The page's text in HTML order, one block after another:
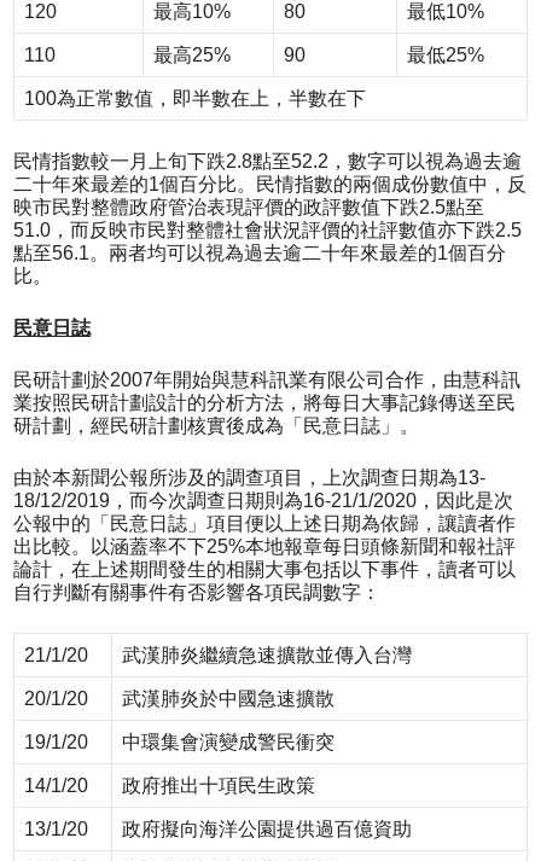
120 最高10% 80 最低10%
110 最高25% 90 最低25%
100為正常數值，即半數在上，半數在下
民情指數較一月上旬下跌2.8點至52.2，數字可以視為過去逾
二十年來最差的1個百分比。民情指數的兩個成份數值中，反
映市民對整體政府管治表現評價的政評數值下跌2.5點至
51.0，而反映市民對整體社會狀況評價的社評數值亦下跌2.5
點至56.1。兩者均可以視為過去逾二十年來最差的1個百分
比。
民意日誌
民研計劃於2007年開始與慧科訊業有限公司合作，由慧科訊
業按照民研計劃設計的分析方法，將每日大事記錄傳送至民
研計劃，經民研計劃核實後成為「民意日誌」。
由於本新聞公報所涉及的調查項目，上次調查日期為13-
18/12/2019，而今次調查日期則為16-21/1/2020，因此是次
公報中的「民意日誌」項目便以上述日期為依歸，讓讀者作
出比較。以涵蓋率不下25%本地報章每日頭條新聞和報社評
論計，在上述期間發生的相關大事包括以下事件，讀者可以
自行判斷有關事件有否影響各項民調數字：
21/1/20 武漢肺炎繼續急速擴散並傳入台灣
20/1/20 武漢肺炎於中國急速擴散
19/1/20 中環集會演變成警民衝突
14/1/20 政府推出十項民生政策
13/1/20 政府擬向海洋公園提供過百億資助